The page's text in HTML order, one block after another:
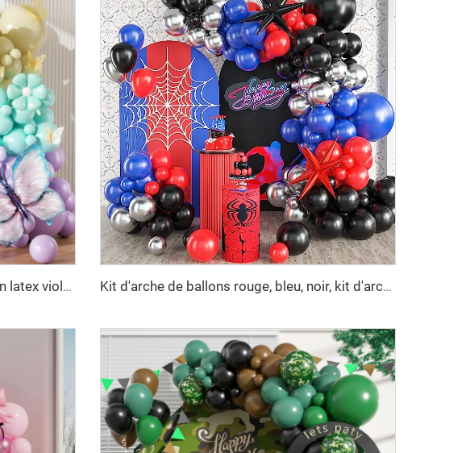
Kit de guirlande d'arche en ballons en latex violet pâle, vert, jaune, rose, orange pastel pour décorations de fête d'anniversaire Kit d'arche de ballons rouge, bleu, noir, kit d'arche de ballons Spiderman, ballons rouges, bleus et noirs, décorations de fête sur le thème de Spiderman